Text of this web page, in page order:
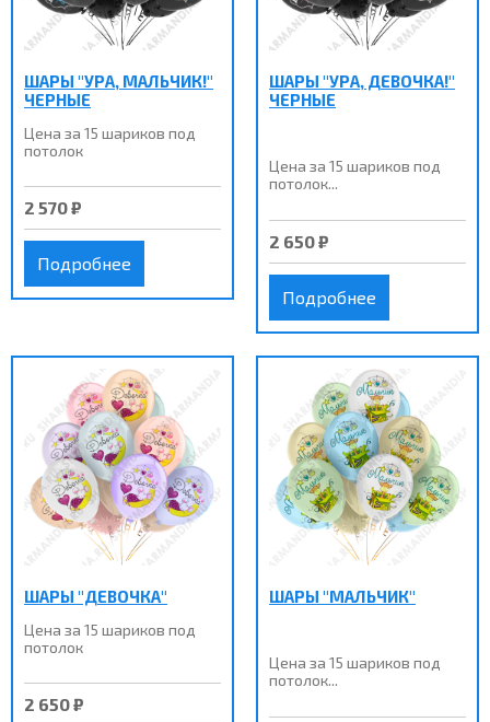
ШАРЫ "УРА, МАЛЬЧИК!"
ЧЕРНЫЕ
Цена за 15 шариков под
потолок
2 570 ₽
Подробнее
ШАРЫ "УРА, ДЕВОЧКА!"
ЧЕРНЫЕ
Цена за 15 шариков под
потолок...
2 650 ₽
Подробнее
ШАРЫ "ДЕВОЧКА"
Цена за 15 шариков под
потолок
2 650 ₽
ШАРЫ "МАЛЬЧИК"
Цена за 15 шариков под
потолок...